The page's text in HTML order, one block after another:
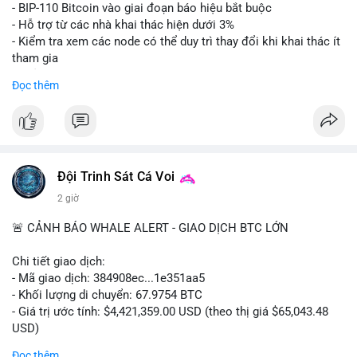
Lời khuyên: Nhà đầu tư nhỏ lẻ nên thận trọng quan sát biến
động thanh khoản trong 24-48 giờ tới. Tránh hành động theo
cảm xúc, hãy chờ xác nhận điểm đến của số BTC này trước khi
điều chỉnh vị thế.
#556btc #36trusd
- BIP-110 Bitcoin vào giai đoạn báo hiệu bắt buộc
- Hỗ trợ từ các nhà khai thác hiện dưới 3%
- Kiểm tra xem các node có thể duy trì thay đổi khi khai thác ít
tham gia
📰 Nguồn: Cointelegraph
Đọc thêm
Đội Trinh Sát Cá Voi
2 giờ
🚨 CẢNH BÁO WHALE ALERT - GIAO DỊCH BTC LỚN
Chi tiết giao dịch:
- Mã giao dịch: 384908ec...1e351aa5
- Khối lượng di chuyển: 67.9754 BTC
- Giá trị ước tính: $4,421,359.00 USD (theo thị giá $65,043.48
USD)